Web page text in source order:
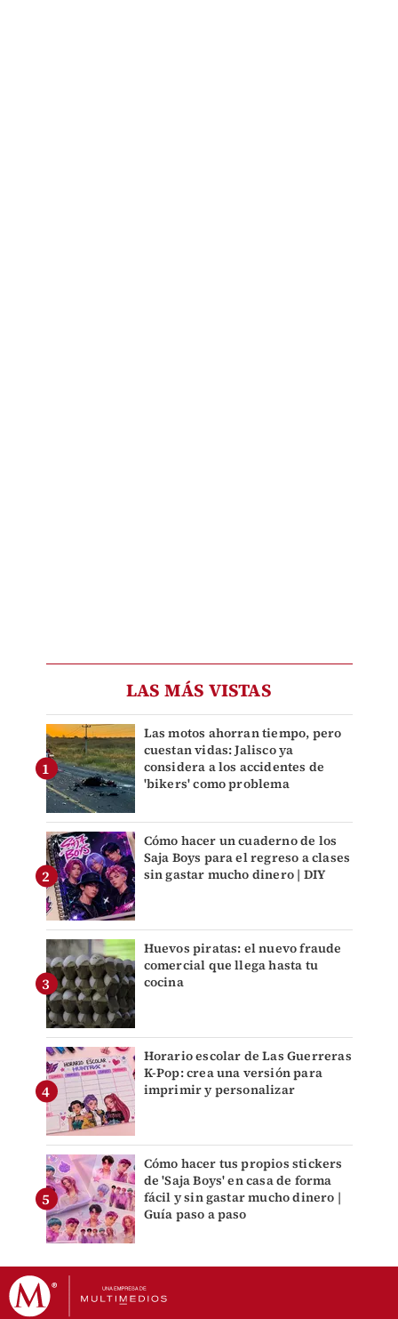
LAS MÁS VISTAS
Las motos ahorran tiempo, pero
cuestan vidas: Jalisco ya
considera a los accidentes de
'bikers' como problema
Cómo hacer un cuaderno de los
Saja Boys para el regreso a clases
sin gastar mucho dinero | DIY
Huevos piratas: el nuevo fraude
comercial que llega hasta tu
cocina
Horario escolar de Las Guerreras
K-Pop: crea una versión para
imprimir y personalizar
Cómo hacer tus propios stickers
de 'Saja Boys' en casa de forma
fácil y sin gastar mucho dinero |
Guía paso a paso